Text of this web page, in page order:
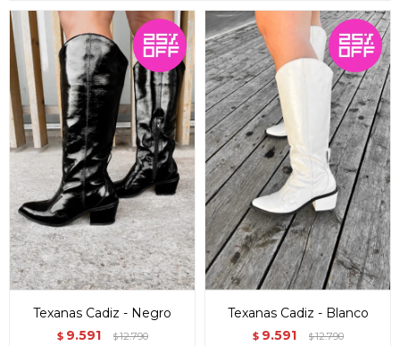
Texanas Cadiz - Negro
$ 9.591 $12.790
Texanas Cadiz - Blanco
$ 9.591 $12.790